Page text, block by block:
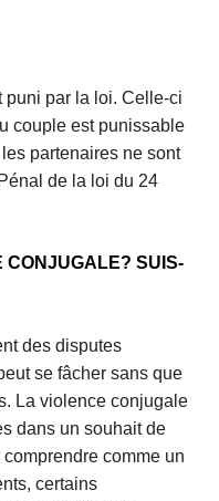
puni par la loi. Celle-ci
couple est punissable
partenaires ne sont
de la loi du 24
CONJUGALE? SUIS-
des disputes
se fâcher sans que
La violence conjugale
dans un souhait de
comme un
certains